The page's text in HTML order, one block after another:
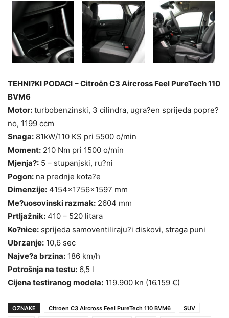
TEHNI?KI PODACI – Citroën C3 Aircross Feel PureTech 110
BVM6
Motor: turbobenzinski, 3 cilindra, ugra?en sprijeda popre?
no, 1199 ccm
Snaga: 81kW/110 KS pri 5500 o/min
Moment: 210 Nm pri 1500 o/min
Mjenja?: 5 – stupanjski, ru?ni
Pogon: na prednje kota?e
Dimenzije: 4154x1756x1597 mm
Me?uosovinski razmak: 2604 mm
Prtljažnik: 410 – 520 litara
Ko?nice: sprijeda samoventiliraju?i diskovi, straga puni
Ubrzanje: 10,6 sec
Najve?a brzina: 186 km/h
Potrošnja na testu: 6,5 l
Cijena testiranog modela: 119.900 kn (16.159 €)
OZNAKE Citroen C3 Aircross Feel PureTech 110 BVM6
SUV